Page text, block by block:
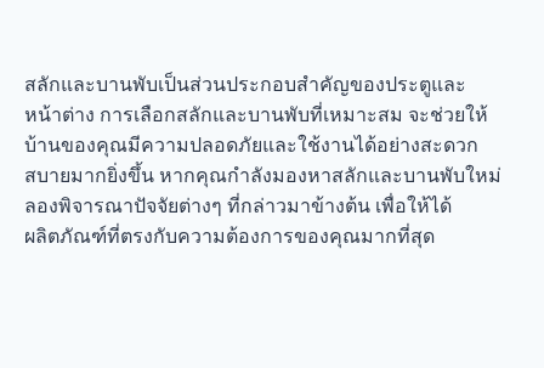
สลักและบานพับเป็นส่วนประกอบสำคัญของประตูและ
หน้าต่าง การเลือกสลักและบานพับที่เหมาะสม จะช่วยให้
บ้านของคุณมีความปลอดภัยและใช้งานได้อย่างสะดวก
สบายมากยิ่งขึ้น หากคุณกำลังมองหาสลักและบานพับใหม่
ลองพิจารณาปัจจัยต่างๆ ที่กล่าวมาข้างต้น เพื่อให้ได้
ผลิตภัณฑ์ที่ตรงกับความต้องการของคุณมากที่สุด